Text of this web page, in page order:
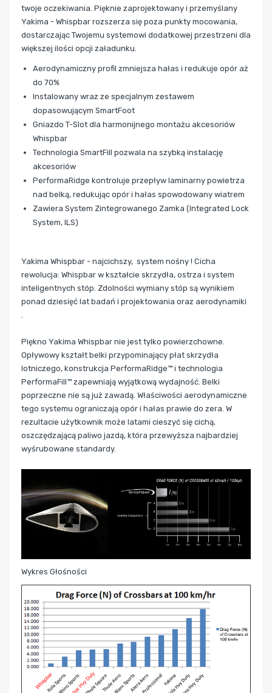
twoje oczekiwania. Pięknie zaprojektowany i przemyślany
Yakima - Whispbar rozszerza się poza punkty mocowania,
dostarczając Twojemu systemowi dodatkowej przestrzeni dla
większej ilości opcji załadunku.
Aerodynamiczny profil zmniejsza hałas i redukuje opór aż
do 70%
Instalowany wraz ze specjalnym zestawem
dopasowującym SmartFoot
Gniazdo T-Slot dla harmonijnego montażu akcesoriów
Whispbar
Technologia SmartFill pozwala na szybką instalację
akcesoriów
PerformaRidge kontroluje przepływ laminarny powietrza
nad belką, redukując opór i hałas spowodowany wiatrem
Zawiera System Zintegrowanego Zamka (Integrated Lock
System, ILS)
Yakima Whispbar - najcichszy, system nośny ! Cicha
rewolucja: Whispbar w kształcie skrzydła, ostrza i system
inteligentnych stóp. Zdolności wymiany stóp są wynikiem
ponad dziesięć lat badań i projektowania oraz aerodynamiki
.
Piękno Yakima Whispbar nie jest tylko powierzchowne.
Opływowy kształt belki przypominający płat skrzydła
lotniczego, konstrukcja PerformaRidge™ i technologia
PerformaFill™ zapewniają wyjątkową wydajność. Belki
poprzeczne nie są już zawadą. Właściwości aerodynamiczne
tego systemu ograniczają opór i hałas prawie do zera. W
rezultacie użytkownik może latami cieszyć się cichą,
oszczędzającą paliwo jazdą, która przewyższa najbardziej
wyśrubowane standardy.
Wykres Głośności